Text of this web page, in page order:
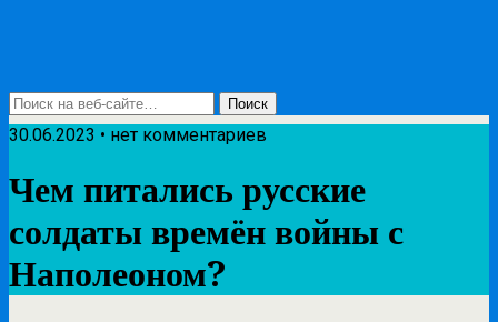
30.06.2023 • нет комментариев
Чем питались русские
солдаты времён войны с
Наполеоном?